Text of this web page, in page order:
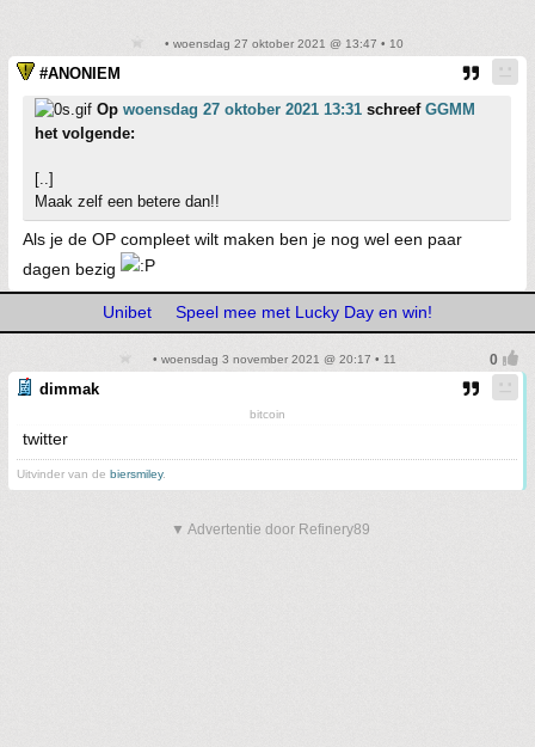
• woensdag 27 oktober 2021 @ 13:47 • 10
#ANONIEM
Op woensdag 27 oktober 2021 13:31 schreef GGMM
het volgende:
[..]
Maak zelf een betere dan!!
Als je de OP compleet wilt maken ben je nog wel een paar
dagen bezig
Unibet Speel mee met Lucky Day en win!
• woensdag 3 november 2021 @ 20:17 • 11
dimmak
bitcoin
twitter
Uitvinder van de biersmiley.
▼ Advertentie door Refinery89